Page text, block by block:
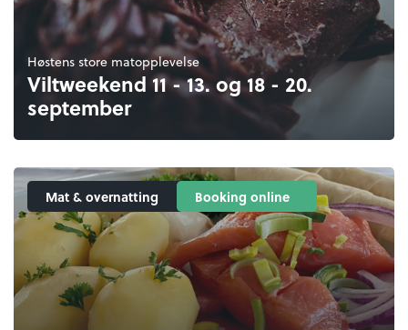
Høstens store matopplevelse
Viltweekend 11 - 13. og 18 - 20.
september
Mat & overnatting Booking online